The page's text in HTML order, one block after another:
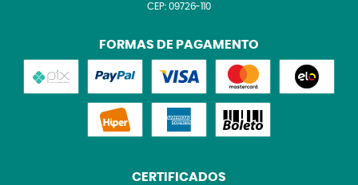
CEP: 09726-110
FORMAS DE PAGAMENTO
CERTIFICADOS